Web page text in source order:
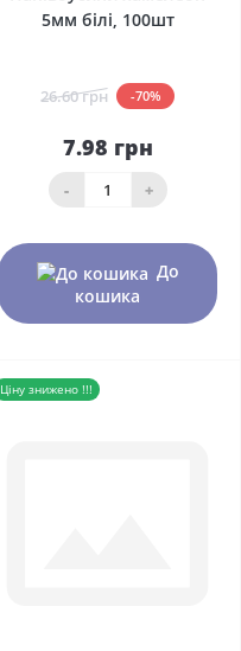
5мм білі, 100шт
26.60 грн -70%
7.98 грн
- +
До
кошика
Ціну знижено !!!